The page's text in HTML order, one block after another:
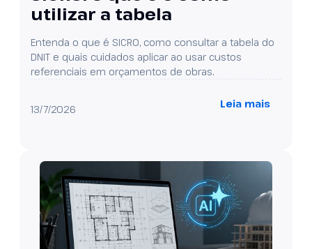
utilizar a tabela
Entenda o que é SICRO, como consultar a tabela do
DNIT e quais cuidados aplicar ao usar custos
referenciais em orçamentos de obras.
13/7/2026 Leia mais